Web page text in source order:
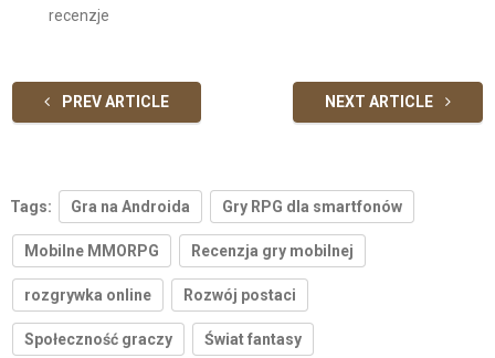
recenzje
PREV ARTICLE NEXT ARTICLE
Tags: Gra na Androida Gry RPG dla smartfonów
Mobilne MMORPG Recenzja gry mobilnej
rozgrywka online Rozwój postaci
Społeczność graczy Świat fantasy